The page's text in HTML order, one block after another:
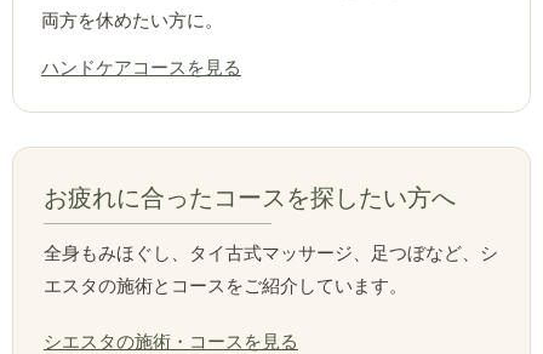
両方を休めたい方に。
ハンドケアコースを見る
お疲れに合ったコースを探したい方へ
全身もみほぐし、タイ古式マッサージ、足つぼなど、シ
エスタの施術とコースをご紹介しています。
シエスタの施術・コースを見る